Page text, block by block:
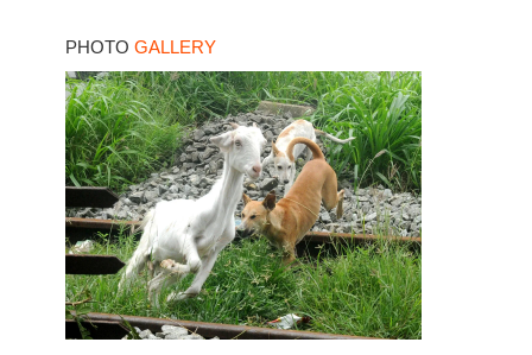
PHOTO GALLERY